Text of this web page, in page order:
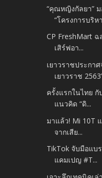
“คุณหญิงกัลยา”
“โครงการบริห
CP FreshMart
เสิร์ฟอา...
เยาวราชประกา
เยาวราช
ครั้งแรกในไทย
แนวคิด “ดิ...
มาแล้ว! Mi 10T
จากเสีย...
TikTok จับมือแบ
แคมเปญ #T...